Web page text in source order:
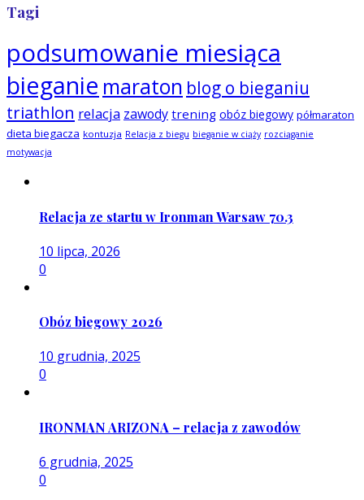
Tagi
podsumowanie miesiąca
bieganie maraton blog o bieganiu
triathlon relacja zawody trening obóz biegowy półmaraton
dieta biegacza kontuzja Relacja z biegu bieganie w ciąży rozciąganie
motywacja
Relacja ze startu w Ironman Warsaw 70.3
10 lipca, 2026
0
Obóz biegowy 2026
10 grudnia, 2025
0
IRONMAN ARIZONA – relacja z zawodów
6 grudnia, 2025
0